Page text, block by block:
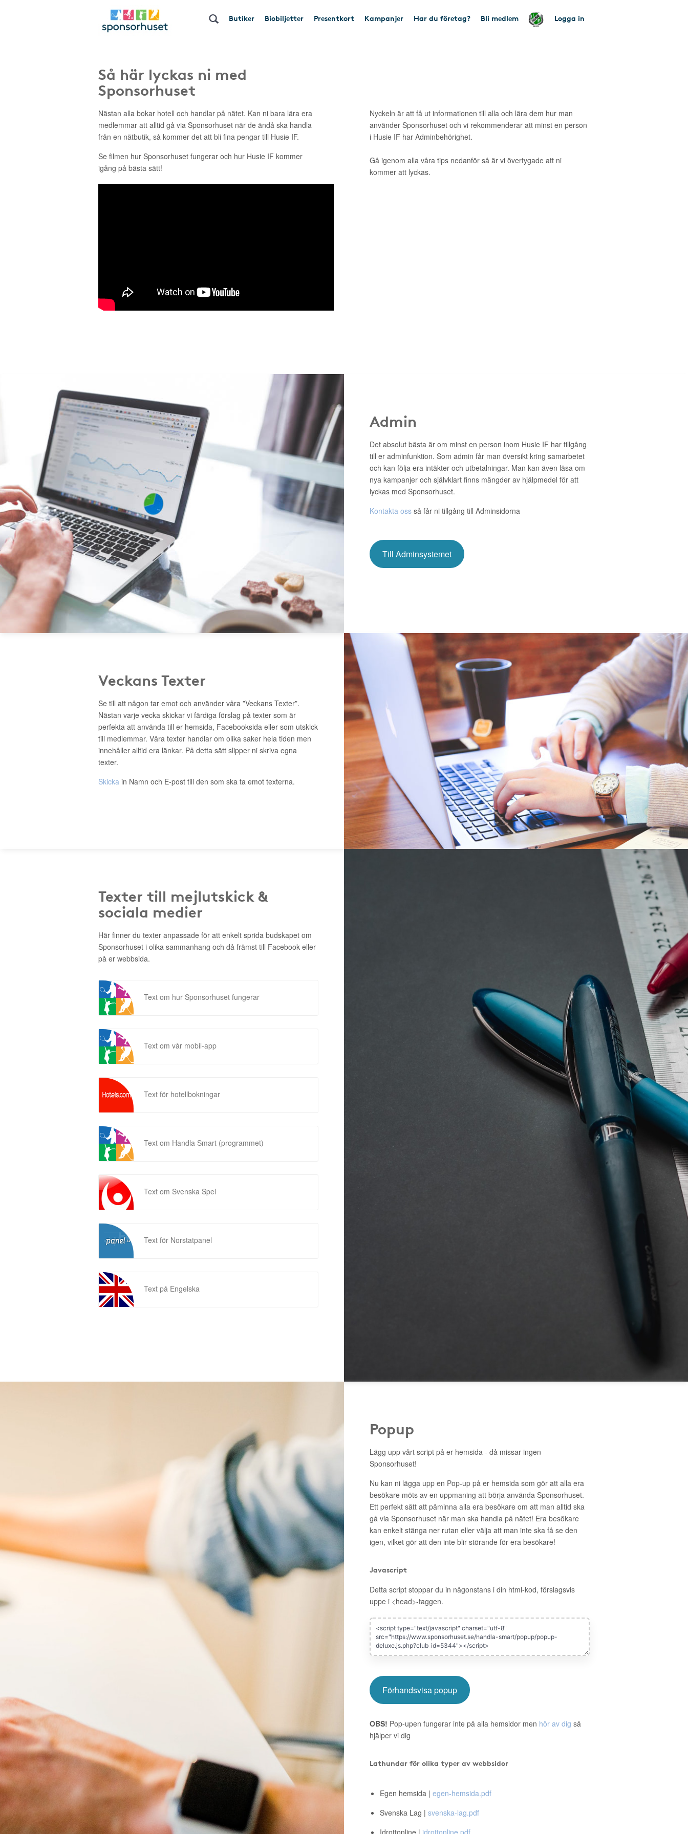
Butiker Biobiljetter Presentkort Kampanjer Har du företag? Bli medlem Logga in
Så här lyckas ni med
Sponsorhuset
Nästan alla bokar hotell och handlar på nätet. Kan ni bara lära era
medlemmar att alltid gå via Sponsorhuset när de ändå ska handla
från en nätbutik, så kommer det att bli fina pengar till Husie IF.
Se filmen hur Sponsorhuset fungerar och hur Husie IF kommer
igång på bästa sätt!
Nyckeln är att få ut informationen till alla och lära dem hur man
använder Sponsorhuset och vi rekommenderar att minst en person
i Husie IF har Adminbehörighet.
Gå igenom alla våra tips nedanför så är vi övertygade att ni
kommer att lyckas.
Admin
Det absolut bästa är om minst en person inom Husie IF har tillgång
till er adminfunktion. Som admin får man översikt kring samarbetet
och kan följa era intäkter och utbetalningar. Man kan även läsa om
nya kampanjer och självklart finns mängder av hjälpmedel för att
lyckas med Sponsorhuset.
Kontakta oss så får ni tillgång till Adminsidorna
Till Adminsystemet
Veckans Texter
Se till att någon tar emot och använder våra ”Veckans Texter”.
Nästan varje vecka skickar vi färdiga förslag på texter som är
perfekta att använda till er hemsida, Facebooksida eller som utskick
till medlemmar. Våra texter handlar om olika saker hela tiden men
innehåller alltid era länkar. På detta sätt slipper ni skriva egna
texter.
Skicka in Namn och E-post till den som ska ta emot texterna.
Texter till mejlutskick &
sociala medier
Här finner du texter anpassade för att enkelt sprida budskapet om
Sponsorhuset i olika sammanhang och då främst till Facebook eller
på er webbsida.
Text om hur Sponsorhuset fungerar
Text om vår mobil-app
Text för hotellbokningar
Text om Handla Smart (programmet)
Text om Svenska Spel
Text för Norstatpanel
Text på Engelska
Popup
Lägg upp vårt script på er hemsida - då missar ingen
Sponsorhuset!
Nu kan ni lägga upp en Pop-up på er hemsida som gör att alla era
besökare möts av en uppmaning att börja använda Sponsorhuset.
Ett perfekt sätt att påminna alla era besökare om att man alltid ska
gå via Sponsorhuset när man ska handla på nätet! Era besökare
kan enkelt stänga ner rutan eller välja att man inte ska få se den
igen, vilket gör att den inte blir störande för era besökare!
Javascript
Detta script stoppar du in någonstans i din html-kod, förslagsvis
uppe i <head>-taggen.
Förhandsvisa popup
OBS! Pop-upen fungerar inte på alla hemsidor men hör av dig så
hjälper vi dig
Lathundar för olika typer av webbsidor
Egen hemsida | egen-hemsida.pdf
Svenska Lag | svenska-lag.pdf
Idrottonline | idrottonline.pdf